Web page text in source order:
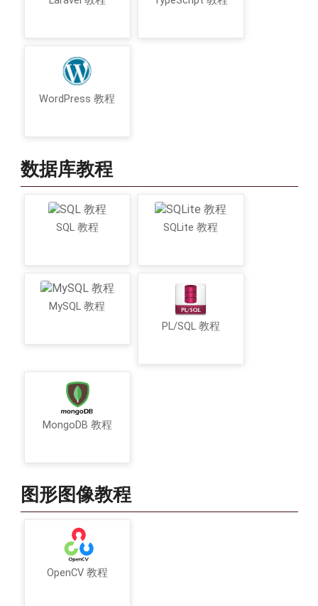
WordPress 教程
数据库教程
SQL 教程 SQLite 教程
MySQL 教程
PL/SQL 教程
MongoDB 教程
图形图像教程
OpenCV 教程